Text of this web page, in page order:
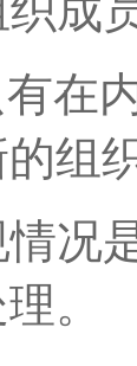
织成
在
组
情况
。